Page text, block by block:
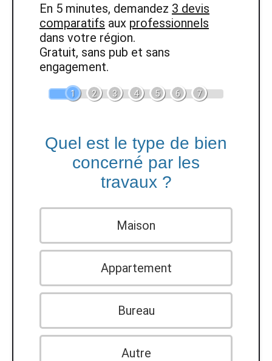
En 5 minutes, demandez 3 devis
comparatifs aux professionnels
dans votre région.
Gratuit, sans pub et sans
engagement.
1 2 3 4 5 6 7
Quel est le type de bien
concerné par les
travaux ?
Maison
Appartement
Bureau
Autre